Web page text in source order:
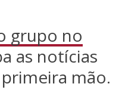
grupo no
as notícias
mão.